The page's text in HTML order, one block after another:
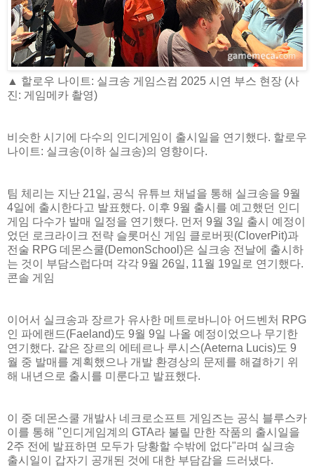
▲ 할로우 나이트: 실크송 게임스컴 2025 시연 부스 현장 (사
진: 게임메카 촬영)
비슷한 시기에 다수의 인디게임이 출시일을 연기했다. 할로우
나이트: 실크송(이하 실크송)의 영향이다.
팀 체리는 지난 21일, 공식 유튜브 채널을 통해 실크송을 9월
4일에 출시한다고 발표했다. 이후 9월 출시를 예고했던 인디
게임 다수가 발매 일정을 연기했다. 먼저 9월 3일 출시 예정이
었던 로크라이크 전략 슬롯머신 게임 클로버핏(CloverPit)과
전술 RPG 데몬스쿨(DemonSchool)은 실크송 전날에 출시하
는 것이 부담스럽다며 각각 9월 26일, 11월 19일로 연기했다.
콘솔 게임
이어서 실크송과 장르가 유사한 메트로바니아 어드벤처 RPG
인 파에랜드(Faeland)도 9월 9일 나올 예정이었으나 무기한
연기했다. 같은 장르의 에테르나 루시스(Aeterna Lucis)도 9
월 중 발매를 계획했으나 개발 환경상의 문제를 해결하기 위
해 내년으로 출시를 미룬다고 발표했다.
이 중 데몬스쿨 개발사 네크로소프트 게임즈는 공식 블루스카
이를 통해 "인디게임계의 GTA라 불릴 만한 작품의 출시일을
2주 전에 발표하면 모두가 당황할 수밖에 없다"라며 실크송
출시일이 갑자기 공개된 것에 대한 부담감을 드러냈다.